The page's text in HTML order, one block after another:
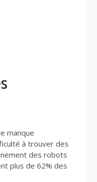
manque
à trouver des
des robots
plus de 62% des